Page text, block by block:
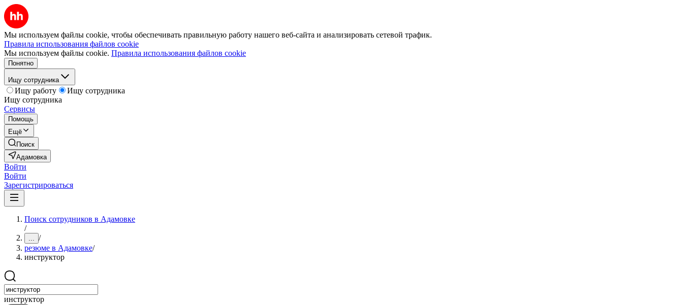
Мы используем файлы cookie, чтобы обеспечивать правильную работу нашего веб-сайта и анализировать сетевой трафик.
Правила использования файлов cookie
Мы используем файлы cookie. Правила использования файлов cookie
Понятно
Ищу сотрудника
Ищу работу
Ищу сотрудника
Ищу сотрудника
Сервисы
Помощь
Ещё
Поиск
Адамовка
Войти
Войти
Зарегистрироваться
Поиск сотрудников в Адамовке
/
... /
резюме в Адамовке/
инструктор
инструктор